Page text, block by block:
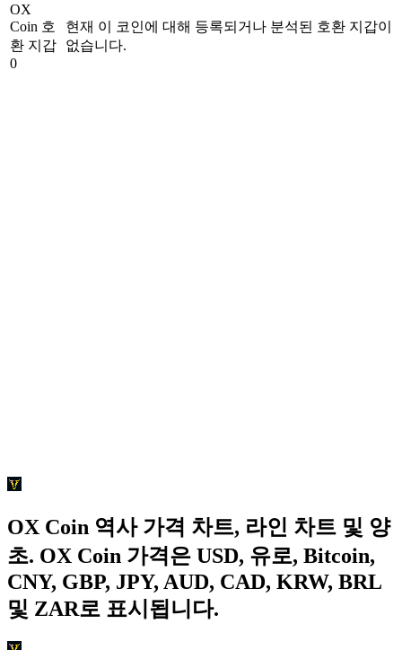
OX
Coin 호
환 지갑
0
현재 이 코인에 대해 등록되거나 분석된 호환 지갑이
없습니다.
OX Coin 역사 가격 차트, 라인 차트 및 양
초. OX Coin 가격은 USD, 유로, Bitcoin,
CNY, GBP, JPY, AUD, CAD, KRW, BRL
및 ZAR로 표시됩니다.